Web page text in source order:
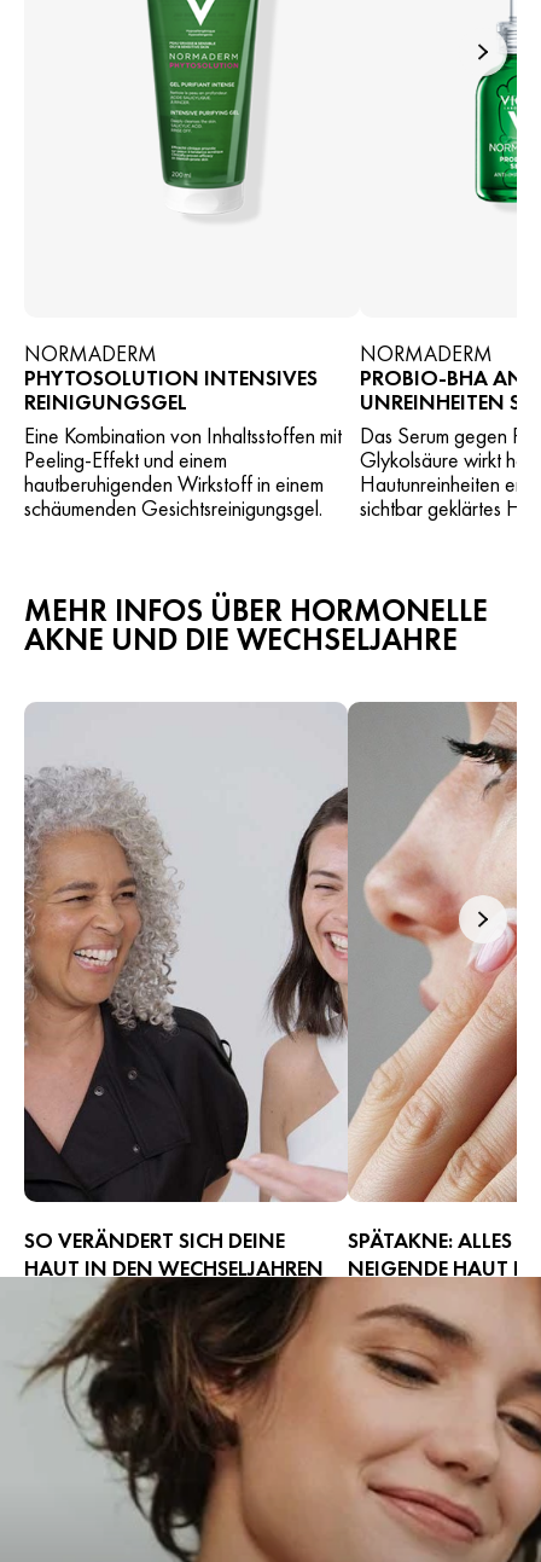
NORMADERM
PHYTOSOLUTION INTENSIVES
REINIGUNGSGEL
Eine Kombination von Inhaltsstoffen mit
Peeling-Effekt und einem
hautberuhigenden Wirkstoff in einem
schäumenden Gesichtsreinigungsgel.
NORMADERM
PROBIO-BHA
UNREINHEITEN
Das Serum gegen
Glykolsäure wirkt
Hautunreinheiten
sichtbar geklärtes
MEHR INFOS ÜBER HORMONELLE
AKNE UND DIE WECHSELJAHRE
SO VERÄNDERT SICH DEINE
HAUT IN DEN WECHSELJAHREN
Die Wechseljahre sind eine
spannende Zeit voller
Veränderungen. Während dieser
Lebensphase bemerken Frauen
häufig Anzeichen, die sie nicht immer
eindeutig zuordnen können. Auch die
Haut und ihre Bedürfnisse verändern
sich. Wie genau und was du tun
kannst, erfährst du hier.
SPÄTAKNE: ALLES
NEIGENDE HAUT BEI
Unreine Haut und
mit Teenagern in der
verbunden. Aber was,
und Mitesser noch
ab 40 Jahren
warum Spätakne
Hautunreinheiten
kannst.